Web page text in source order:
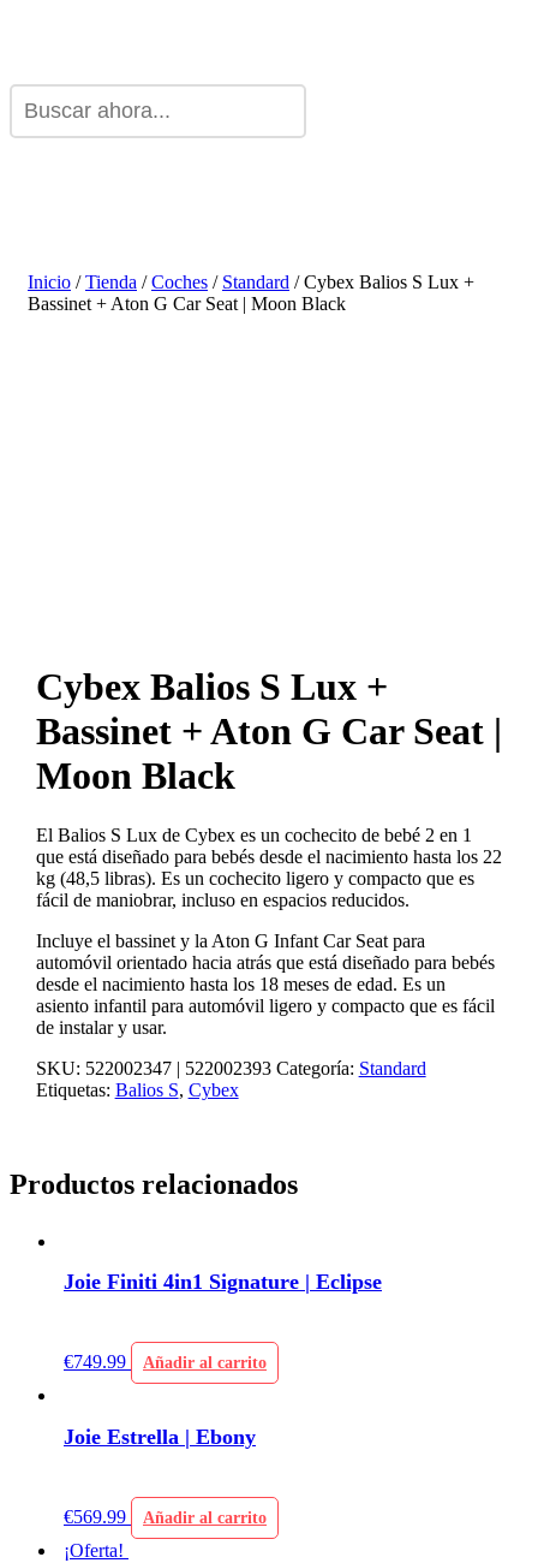
Inicio /Tienda /Coches / Standard / Cybex Balios S Lux +
Bassinet + Aton G Car Seat | Moon Black
Cybex Balios S Lux +
Bassinet + Aton G Car Seat |
Moon Black
El Balios S Lux de Cybex es un cochecito de bebé 2 en 1
que está diseñado para bebés desde el nacimiento hasta los 22
kg (48,5 libras). Es un cochecito ligero y compacto que es
fácil de maniobrar, incluso en espacios reducidos.
Incluye el bassinet y la Aton G Infant Car Seat para
automóvil orientado hacia atrás que está diseñado para bebés
desde el nacimiento hasta los 18 meses de edad. Es un
asiento infantil para automóvil ligero y compacto que es fácil
de instalar y usar.
SKU: 522002347 | 522002393 Categoría: Standard
Etiquetas: Balios S, Cybex
Productos relacionados
Joie Finiti 4in1 Signature | Eclipse
€749.99 Añadir al carrito
Joie Estrella | Ebony
€569.99 Añadir al carrito
¡Oferta!